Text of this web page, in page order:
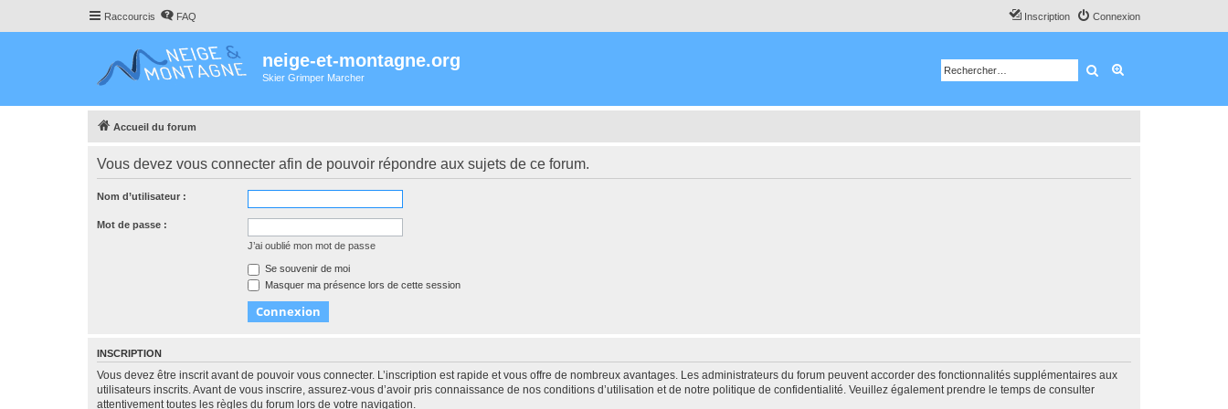
Raccourcis FAQ Connexion
Inscription
neige-et-montagne.org
Skier Grimper Marcher Rechercher
Accueil du forum
Vous devez vous connecter afin de pouvoir répondre aux sujets de ce forum.
Nom d’utilisateur :
Mot de passe :
J’ai oublié mon mot de passe
Se souvenir de moi
Masquer ma présence lors de cette session
INSCRIPTION
Vous devez être inscrit avant de pouvoir vous connecter. L’inscription est rapide et vous offre de nombreux avantages. Les administrateurs du forum peuvent accorder des fonctionnalités supplémentaires aux
utilisateurs inscrits. Avant de vous inscrire, assurez-vous d’avoir pris connaissance de nos conditions d’utilisation et de notre politique de confidentialité. Veuillez également prendre le temps de consulter
attentivement toutes les règles du forum lors de votre navigation.